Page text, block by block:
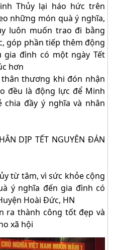
Thủy lại háo hức trên
những món quà ý nghĩa,
luôn muốn trao đi bằng
góp phần tiếp thêm động
đình có một ngày Tết
hơn
thương khi đón nhận
đều là động lực để Minh
đầy ý nghĩa và nhân
DỊP TẾT NGUYÊN ĐÁN
từ tâm, vì sức khỏe cộng
ý nghĩa đến gia đình có
Hoài Đức, HN
ra thành công tốt đẹp và
xã hội